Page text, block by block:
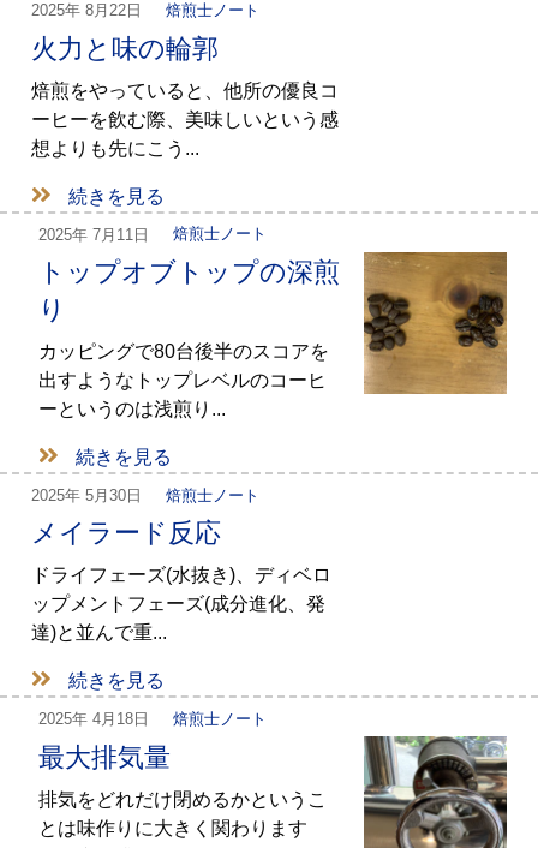
2025年 8月22日 焙煎士ノート
火力と味の輪郭
焙煎をやっていると、他所の優良コ
ーヒーを飲む際、美味しいという感
想よりも先にこう...
続きを見る
2025年 7月11日 焙煎士ノート
トップオブトップの深煎
り
カッピングで80台後半のスコアを
出すようなトップレベルのコーヒ
ーというのは浅煎り...
続きを見る
2025年 5月30日 焙煎士ノート
メイラード反応
ドライフェーズ(水抜き)、ディベロ
ップメントフェーズ(成分進化、発
達)と並んで重...
続きを見る
2025年 4月18日 焙煎士ノート
最大排気量
排気をどれだけ閉めるかというこ
とは味作りに大きく関わります